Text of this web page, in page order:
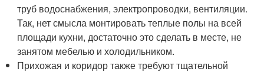
труб водоснабжения, электропроводки, вентиляции.
Так, нет смысла монтировать теплые полы на всей
площади кухни, достаточно это сделать в месте, не
занятом мебелью и холодильником.
Прихожая и коридор также требуют тщательной